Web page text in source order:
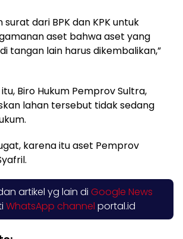
surat dari BPK dan KPK untuk
aset bahwa aset yang
tangan lain harus dikembalikan,”
Biro Hukum Pemprov Sultra,
lahan tersebut tidak sedang
karena itu aset Pemprov
artikel yg lain di Google News
WhatsApp channel portal.id